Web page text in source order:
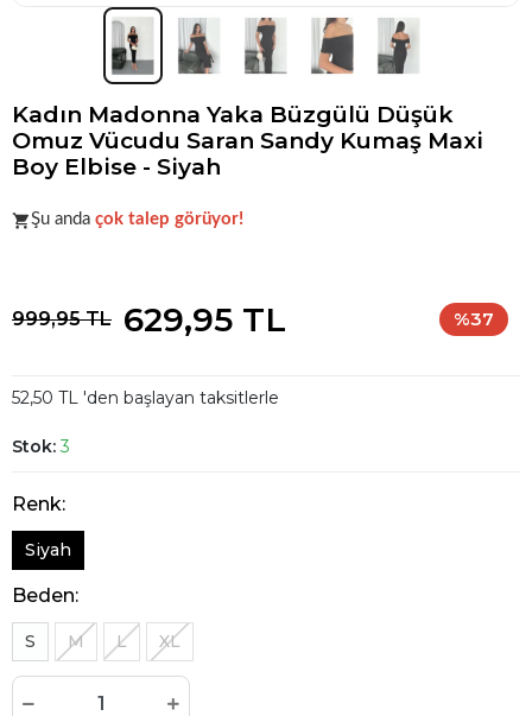
Kadın Madonna Yaka Büzgülü Düşük
Omuz Vücudu Saran Sandy Kumaş Maxi
Boy Elbise - Siyah
Koleksiyonun en sevilen
Şu anda çok talep görüyor!
999,95 TL 629,95 TL %37
52,50 TL 'den başlayan taksitlerle
Stok:3
Renk:
Siyah
Beden:
S M L XL